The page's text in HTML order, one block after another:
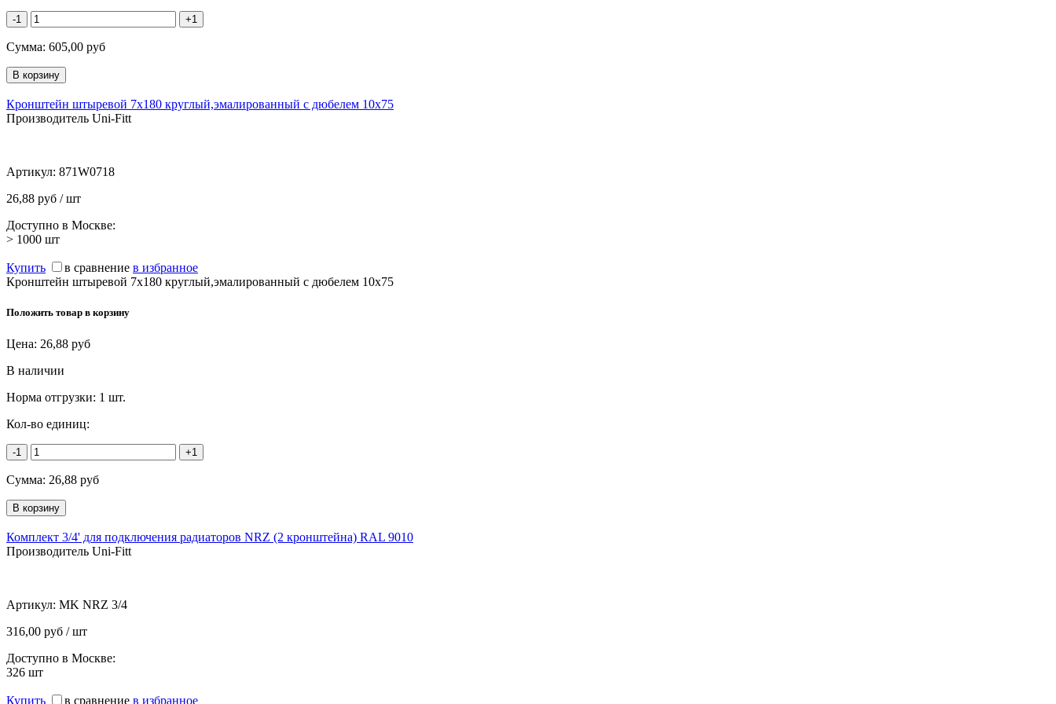
-1 +1
Сумма: 605,00 руб
Кронштейн штыревой 7х180 круглый,эмалированный с дюбелем 10х75
Производитель Uni-Fitt
Артикул: 871W0718
26,88 руб / шт
Доступно в Москве:
> 1000 шт
Купить в сравнение в избранное
Кронштейн штыревой 7х180 круглый,эмалированный с дюбелем 10х75
Положить товар в корзину
Цена: 26,88 руб
В наличии
Норма отгрузки: 1 шт.
Кол-во единиц:
-1 +1
Сумма: 26,88 руб
Комплект 3/4' для подключения радиаторов NRZ (2 кронштейна) RAL 9010
Производитель Uni-Fitt
Артикул: MK NRZ 3/4
316,00 руб / шт
Доступно в Москве:
326 шт
Купить в сравнение в избранное